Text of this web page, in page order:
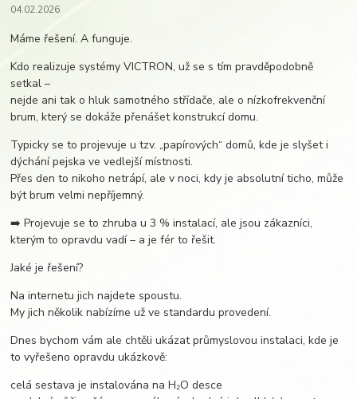
04.02.2026
Máme řešení. A funguje.
Kdo realizuje systémy VICTRON, už se s tím pravděpodobně
setkal –
nejde ani tak o hluk samotného střídače, ale o nízkofrekvenční
brum, který se dokáže přenášet konstrukcí domu.
Typicky se to projevuje u tzv. „papírových“ domů, kde je slyšet i
dýchání pejska ve vedlejší místnosti.
Přes den to nikoho netrápí, ale v noci, kdy je absolutní ticho, může
být brum velmi nepříjemný.
➡️ Projevuje se to zhruba u 3 % instalací, ale jsou zákazníci,
kterým to opravdu vadí – a je fér to řešit.
Jaké je řešení?
Na internetu jich najdete spoustu.
My jich několik nabízíme už ve standardu provedení.
Dnes bychom vám ale chtěli ukázat průmyslovou instalaci, kde je
to vyřešeno opravdu ukázkově:
celá sestava je instalována na H₂O desce